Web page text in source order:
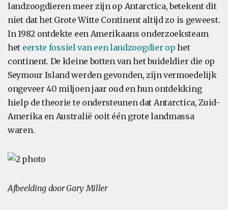
landzoogdieren meer zijn op Antarctica, betekent dit
niet dat het Grote Witte Continent altijd zo is geweest.
In 1982 ontdekte een Amerikaans onderzoeksteam
het eerste fossiel van een landzoogdier op het
continent. De kleine botten van het buideldier die op
Seymour Island werden gevonden, zijn vermoedelijk
ongeveer 40 miljoen jaar oud en hun ontdekking
hielp de theorie te ondersteunen dat Antarctica, Zuid-
Amerika en Australië ooit één grote landmassa
waren.
Afbeelding door Gary Miller